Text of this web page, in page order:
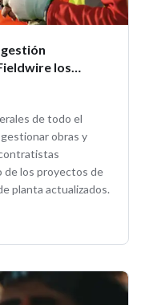
los
de todo el
obras y
de los proyectos de
planta actualizados.